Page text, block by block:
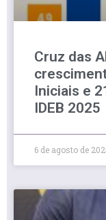
Cruz das
Iniciais e
IDEB 2025
6 de agosto de